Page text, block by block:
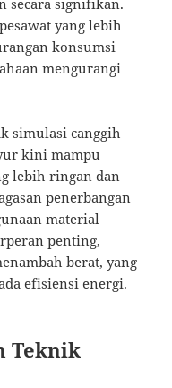
secara signifikan.
yang lebih
konsumsi
mengurangi
simulasi canggih
kini mampu
lebih ringan dan
penerbangan
material
penting,
berat, yang
efisiensi energi.
Teknik